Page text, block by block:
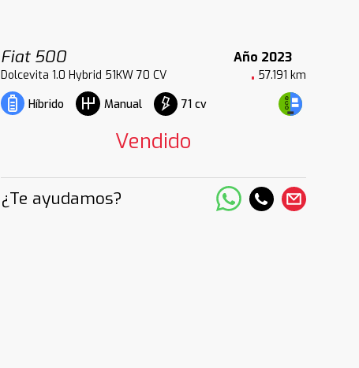
Fiat 500
Año 2023
Dolcevita 1.0 Hybrid 51KW 70 CV
57.191 km
Híbrido
Manual 71 cv
Vendido
¿Te ayudamos?